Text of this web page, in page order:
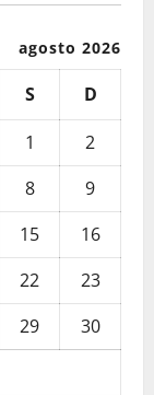
agosto 2026
S
D
1
2
8
9
15
16
22
23
29
30